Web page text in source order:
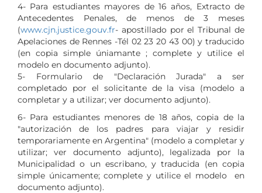
4- Para estudiantes mayores de 16 años, Extracto de
Antecedentes Penales, de menos de 3 meses
(www.cjn.justice.gouv.fr- apostillado por el Tribunal de
Apelaciones de Rennes -Tél 02 23 20 43 00) y traducido
(en copia simple úniamante ; complete y utilice el
modelo en documento adjunto).
5- Formulario de "Declaración Jurada" a ser
completado por el solicitante de la visa (modelo a
completar y a utilizar; ver documento adjunto).
6- Para estudiantes menores de 18 años, copia de la
"autorización de los padres para viajar y residir
temporariamente en Argentina" (modelo a completar y
utilizar; ver documento adjunto), legalizada por la
Municipalidad o un escribano, y traducida (en copia
simple únicamente; complete y utilice el modelo en
documento adjunto).